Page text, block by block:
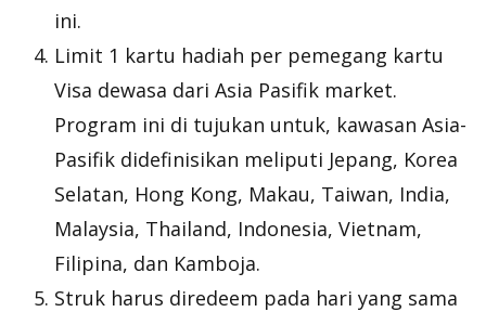
ini.
Limit 1 kartu hadiah per pemegang kartu
Visa dewasa dari Asia Pasifik market.
Program ini di tujukan untuk, kawasan Asia-
Pasifik didefinisikan meliputi Jepang, Korea
Selatan, Hong Kong, Makau, Taiwan, India,
Malaysia, Thailand, Indonesia, Vietnam,
Filipina, dan Kamboja.
Struk harus diredeem pada hari yang sama